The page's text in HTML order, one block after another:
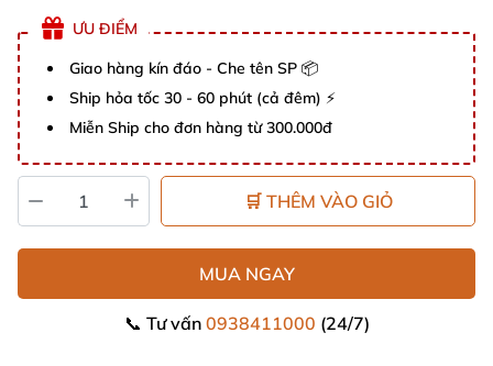
ƯU ĐIỂM
Giao hàng kín đáo - Che tên SP 📦
Ship hỏa tốc 30 - 60 phút (cả đêm) ⚡
Miễn Ship cho đơn hàng từ 300.000đ
🛒 THÊM VÀO GIỎ
MUA NGAY
📞 Tư vấn 0938411000 (24/7)